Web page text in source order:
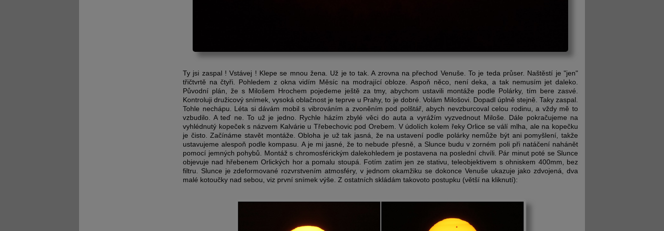
Ty jsi zaspal ! Vstávej ! Klepe se mnou žena. Už je to tak. A zrovna na přechod Venuše. To je teda průser. Naštěstí je "jen"
třičtvrtě na čtyři. Pohledem z okna vidím Měsíc na modrající obloze. Aspoň něco, není deka, a tak nemusím jet daleko.
Původní plán, že s Milošem Hrochem pojedeme ještě za tmy, abychom ustavili montáže podle Polárky, tím bere zasvé.
Kontroluji družicový snímek, vysoká oblačnost je teprve u Prahy, to je dobré. Volám Milošovi. Dopadl úplně stejně. Taky zaspal.
Tohle nechápu. Léta si dávám mobil s vibrováním a zvoněním pod polštář, abych nevzburcoval celou rodinu, a vždy mě to
vzbudilo. A teď ne. To už je jedno. Rychle házím zbylé věci do auta a vyrážím vyzvednout Miloše. Dále pokračujeme na
vyhlédnutý kopeček s názvem Kalvárie u Třebechovic pod Orebem. V údolích kolem řeky Orlice se válí mlha, ale na kopečku
je čisto. Začínáme stavět montáže. Obloha je už tak jasná, že na ustavení podle polárky nemůže být ani pomyšlení, takže
ustavujeme alespoň podle kompasu. A je mi jasné, že to nebude přesně, a Slunce budu v zorném poli při natáčení nahánět
pomocí jemných pohybů. Montáž s chromosférickým dalekohledem je postavena na poslední chvíli. Pár minut poté se Slunce
objevuje nad hřebenem Orlických hor a pomalu stoupá. Fotím zatím jen ze stativu, teleobjektivem s ohniskem 400mm, bez
filtru. Slunce je zdeformované rozvrstvením atmosféry, v jednom okamžiku se dokonce Venuše ukazuje jako zdvojená, dva
malé kotoučky nad sebou, viz první snímek výše. Z ostatních skládám takovoto postupku (větší na kliknutí):